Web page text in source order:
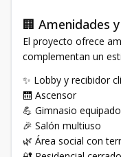
🏢 Amenidades
El proyecto ofrece
complementan un
✨ Lobby y recibidor
🛗 Ascensor
💪 Gimnasio equipado
🎉 Salón multiuso
🌿 Área social con